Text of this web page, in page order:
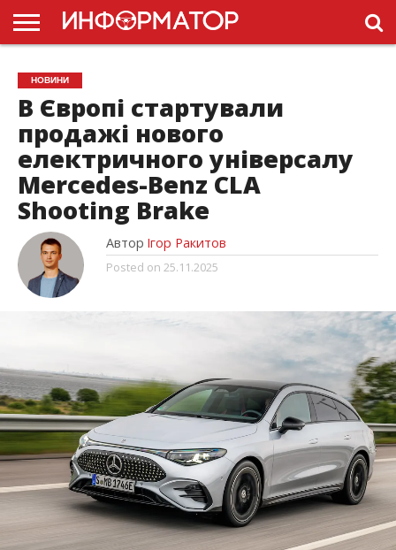
ГОЛОВНА
НОВИНИ
ПДР
УКРАЇНИ
РЕКЛАМА
ПРОЕКТЫ
НОВИНИ
В Європі стартували
продажі нового
електричного універсалу
Mercedes-Benz CLA
Shooting Brake
Автор Ігор Ракитов
Posted on 25.11.2025